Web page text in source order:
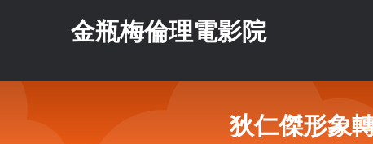
金瓶梅倫理電影院
狄仁傑形象